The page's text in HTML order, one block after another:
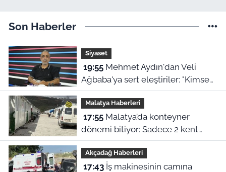
Son Haberler
Siyaset
19:55Mehmet Aydın'dan Veli
Ağbaba'ya sert eleştiriler: "Kimse
hukukun üzerinde değil"
Malatya Haberleri
17:55Malatya’da konteyner
dönemi bitiyor: Sadece 2 kent
kalacak
Akçadağ Haberleri
17:43İş makinesinin camına